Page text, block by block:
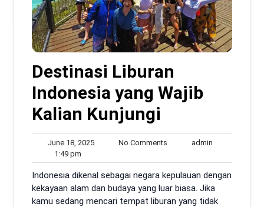
Destinasi Liburan
Indonesia yang Wajib
Kalian Kunjungi
June 18, 2025June
2025
No Comments admin
1:49 pm
pm
Indonesia dikenal sebagai negara kepulauan dengan
kekayaan alam dan budaya yang luar biasa. Jika
kamu sedang mencari tempat liburan yang tidak